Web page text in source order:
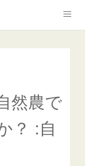
然農で
？ :自